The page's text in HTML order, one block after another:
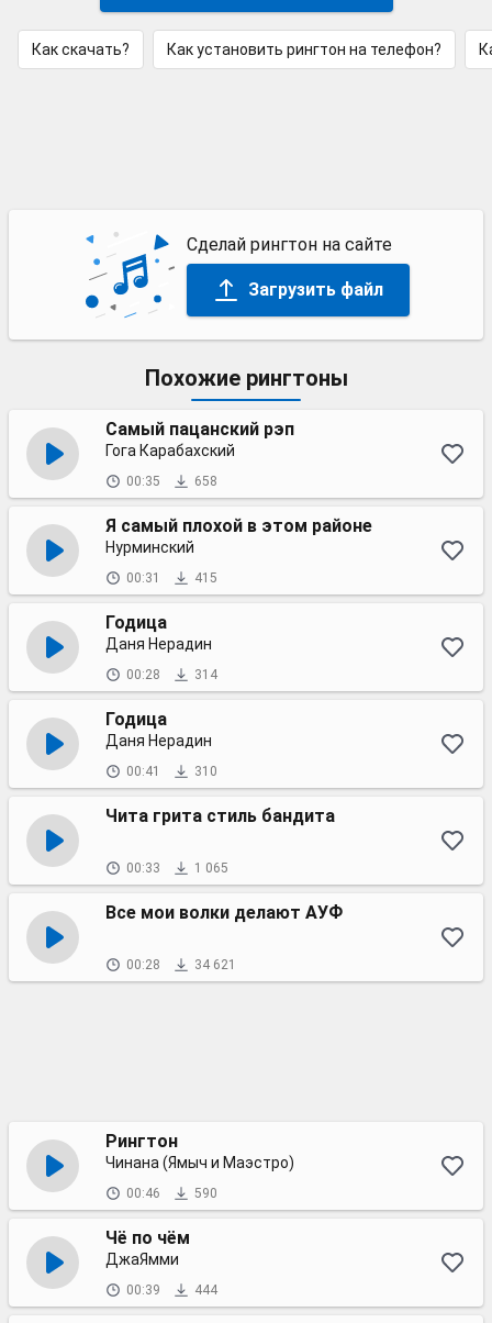
Как скачать? Как установить рингтон на телефон?
Сделай рингтон на сайте
Загрузить файл
Похожие рингтоны
Самый пацанский рэп
Гога Карабахский
00:35 658
Я самый плохой в этом районе
Нурминский
00:31 415
Годица
Даня Нерадин
00:28 314
Годица
Даня Нерадин
00:41 310
Чита грита стиль бандита
00:33 1 065
Все мои волки делают АУФ
00:28 34 621
Рингтон
Чинана (Ямыч и Маэстро)
00:46 590
Чё по чём
ДжаЯмми
00:39 444